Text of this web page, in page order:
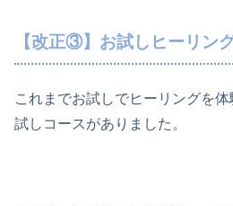
【改正③】お試しヒーリン
これまでお試しでヒーリングを
試しコースがありました。